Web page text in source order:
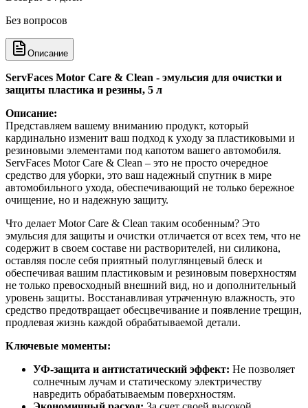
Без вопросов
Описание
ServFaces Motor Care & Clean - эмульсия для очистки и
защиты пластика и резины, 5 л
Описание:
Представляем вашему вниманию продукт, который
кардинально изменит ваш подход к уходу за пластиковыми и
резиновыми элементами под капотом вашего автомобиля.
ServFaces Motor Care & Clean – это не просто очередное
средство для уборки, это ваш надежный спутник в мире
автомобильного ухода, обеспечивающий не только бережное
очищение, но и надежную защиту.
Что делает Motor Care & Clean таким особенным? Это
эмульсия для защиты и очистки отличается от всех тем, что не
содержит в своем составе ни растворителей, ни силикона,
оставляя после себя приятный полуглянцевый блеск и
обеспечивая вашим пластиковым и резиновым поверхностям
не только превосходный внешний вид, но и дополнительный
уровень защиты. Восстанавливая утраченную влажность, это
средство предотвращает обесцвечивание и появление трещин,
продлевая жизнь каждой обрабатываемой детали.
Ключевые моменты:
УФ-защита и антистатический эффект: Не позволяет
солнечным лучам и статическому электричеству
навредить обрабатываемым поверхностям.